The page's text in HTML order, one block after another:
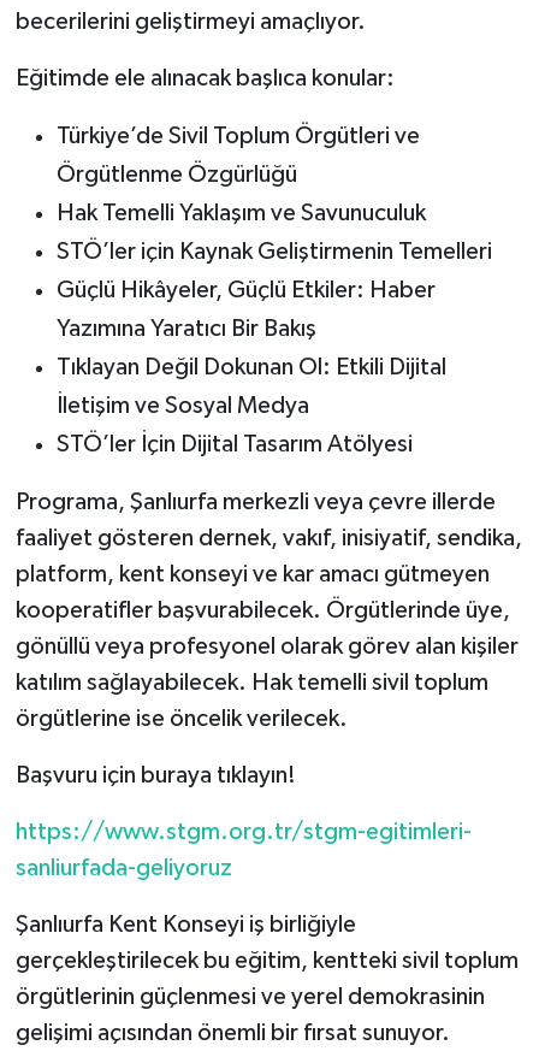
becerilerini geliştirmeyi amaçlıyor.
Eğitimde ele alınacak başlıca konular:
Türkiye’de Sivil Toplum Örgütleri ve
Örgütlenme Özgürlüğü
Hak Temelli Yaklaşım ve Savunuculuk
STÖ’ler için Kaynak Geliştirmenin Temelleri
Güçlü Hikâyeler, Güçlü Etkiler: Haber
Yazımına Yaratıcı Bir Bakış
Tıklayan Değil Dokunan Ol: Etkili Dijital
İletişim ve Sosyal Medya
STÖ’ler İçin Dijital Tasarım Atölyesi
Programa, Şanlıurfa merkezli veya çevre illerde
faaliyet gösteren dernek, vakıf, inisiyatif, sendika,
platform, kent konseyi ve kar amacı gütmeyen
kooperatifler başvurabilecek. Örgütlerinde üye,
gönüllü veya profesyonel olarak görev alan kişiler
katılım sağlayabilecek. Hak temelli sivil toplum
örgütlerine ise öncelik verilecek.
Başvuru için buraya tıklayın!
https://www.stgm.org.tr/stgm-egitimleri-
sanliurfada-geliyoruz
Şanlıurfa Kent Konseyi iş birliğiyle
gerçekleştirilecek bu eğitim, kentteki sivil toplum
örgütlerinin güçlenmesi ve yerel demokrasinin
gelişimi açısından önemli bir fırsat sunuyor.